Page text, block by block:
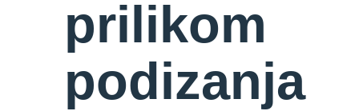
prilikom
podizanja